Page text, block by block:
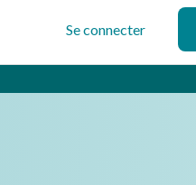
Se connecter